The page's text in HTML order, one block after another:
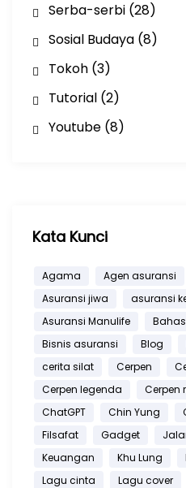
Serba-serbi(28)
Sosial Budaya(8)
Tokoh(3)
Tutorial(2)
Youtube(8)
Kata Kunci
Agama Agen asuransi
Asuransi jiwa
asuransi
Asuransi Manulife
Bisnis asuransi
Blog
cerita silat
Cerpen
Cerpen legenda
Cerpen
ChatGPT
Chin Yung
Filsafat
Gadget
Keuangan
Khu Lung
Lagu cinta
Lagu cover